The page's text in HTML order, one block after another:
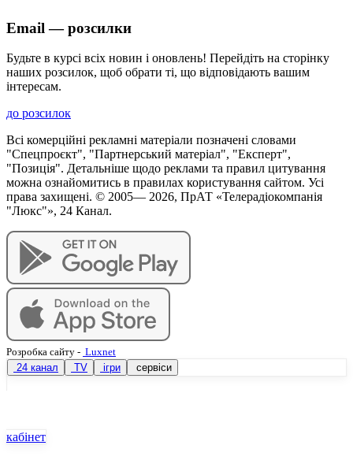
Email — розсилки
Будьте в курсі всіх новин і оновлень! Перейдіть на сторінку
наших розсилок, щоб обрати ті, що відповідають вашим
інтересам.
до розсилок
Всі комерційні рекламні матеріали позначені словами
"Спецпроєкт", "Партнерський матеріал", "Експерт",
"Позиція". Детальніше щодо реклами та правил цитування
можна ознайомитись в правилах користування сайтом. Усі
права захищені. © 2005— 2026, ПрАТ «Телерадіокомпанія
"Люкс"», 24 Канал.
Розробка сайту - Luxnet
24 канал
TV ігри сервіси
кабінет